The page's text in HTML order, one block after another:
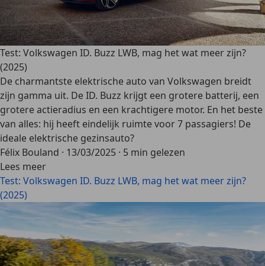
Test: Volkswagen ID. Buzz LWB, mag het wat meer zijn?
(2025)
De charmantste elektrische auto van Volkswagen breidt
zijn gamma uit. De ID. Buzz krijgt een grotere batterij, een
grotere actieradius en een krachtigere motor. En het beste
van alles: hij heeft eindelijk ruimte voor 7 passagiers! De
ideale elektrische gezinsauto?
Félix Bouland · 13/03/2025 · 5 min gelezen
Lees meer
Test: Volkswagen ID. Buzz LWB, mag het wat meer zijn?
(2025)